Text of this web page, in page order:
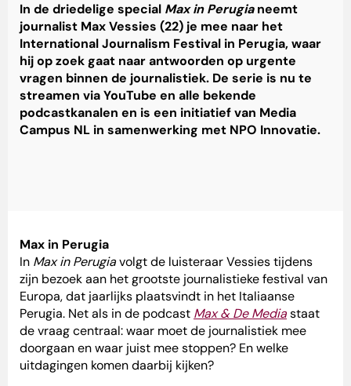
In de driedelige special Max in Perugianeemt
journalist Max Vessies (22) je mee naar het
International Journalism Festival in Perugia, waar
hij op zoek gaat naar antwoorden op urgente
vragen binnen de journalistiek. De serie is nu te
streamen via YouTube en alle bekende
podcastkanalen en is een initiatief van Media
Campus NL in samenwerking met NPO Innovatie.
Max in Perugia
In Max in Perugiavolgt de luisteraar Vessies tijdens
zijn bezoek aan het grootste journalistieke festival van
Europa, dat jaarlijks plaatsvindt in het Italiaanse
Perugia. Net als in de podcast Max & De Mediastaat
de vraag centraal: waar moet de journalistiek mee
doorgaan en waar juist mee stoppen? En welke
uitdagingen komen daarbij kijken?